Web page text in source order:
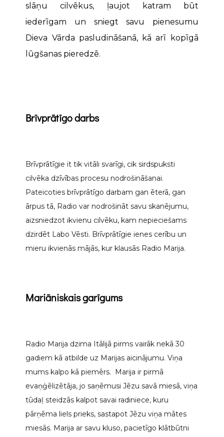
slāņu cilvēkus, ļaujot katram būt
iederīgam un sniegt savu pienesumu
Dieva Vārda pasludināšanā, kā arī kopīgā
lūgšanas pieredzē.
Brīvprātīgo darbs
Brīvprātīgie it tik vitāli svarīgi, cik sirdspuksti
cilvēka dzīvības procesu nodrošināšanai.
Pateicoties brīvprātīgo darbam gan ēterā, gan
ārpus tā, Radio var nodrošināt savu skanējumu,
aizsniedzot ikvienu cilvēku, kam nepieciešams
dzirdēt Labo Vēsti. Brīvprātīgie ienes cerību un
mieru ikvienās mājās, kur klausās Radio Marija.
Mariāniskais garīgums
Radio Marija dzima Itālijā pirms vairāk nekā 30
gadiem kā atbilde uz Marijas aicinājumu. Viņa
mums kalpo kā piemērs. Marija ir pirmā
evaņģēlizētāja, jo saņēmusi Jēzu savā miesā, viņa
tūdaļ steidzās kalpot savai radiniece, kuru
pārņēma liels prieks, sastapot Jēzu viņa mātes
miesās. Marija ar savu kluso, pacietīgo klātbūtni